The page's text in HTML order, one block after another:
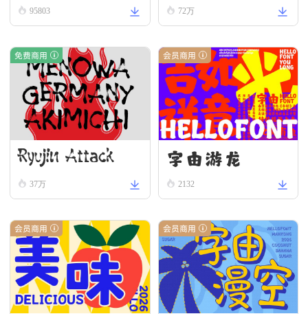
aweed
95803 72万
免费商用
Ryujin Attack
37万
会员商用
字由游龙
2132
会员商用 会员商用